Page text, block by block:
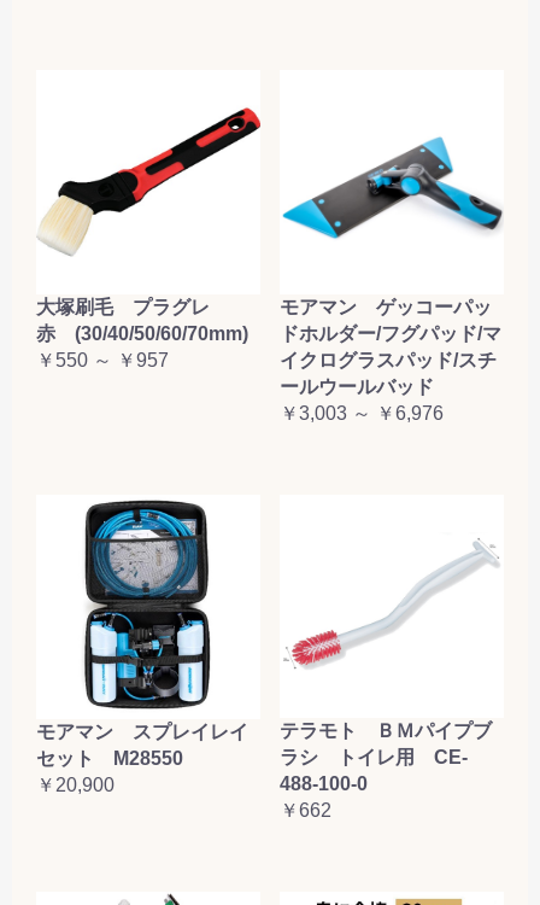
大塚刷毛 プラグレ
赤 (30/40/50/60/70mm)
￥550 ～ ￥957
モアマン ゲッコーパッ
ドホルダー/フグパッド/マ
イクログラスパッド/スチ
ールウールバッド
￥3,003 ～ ￥6,976
モアマン スプレイレイ
セット M28550
￥20,900
テラモト ＢＭパイプブ
ラシ トイレ用 CE-
488-100-0
￥662